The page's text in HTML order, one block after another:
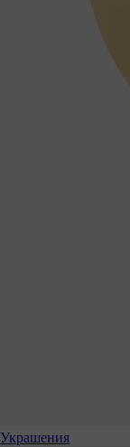
Украшения